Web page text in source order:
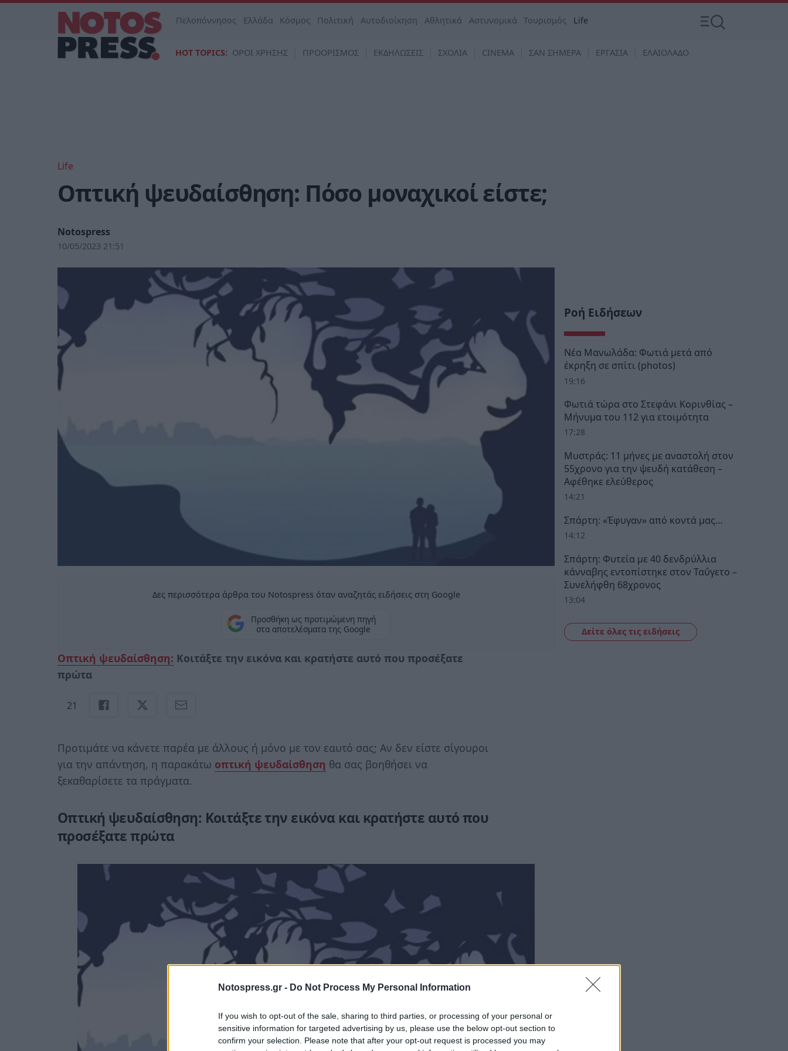
Notospress.gr - Do Not Process My Personal Information
If you wish to opt-out of the sale, sharing to third parties, or processing of your personal or
sensitive information for targeted advertising by us, please use the below opt-out section to
confirm your selection. Please note that after your opt-out request is processed you may
Πελοπόννησος Ελλάδα Κόσμος Πολιτική Αυτοδιοίκηση Αθλητικά Αστυνομικά Τουρισμός Life
HOT TOPICS: ΟΡΟΙ ΧΡΗΣΗΣ ΠΡΟΟΡΙΣΜΟΣ ΕΚΔΗΛΩΣΕΙΣ ΣΧΟΛΙΑ CINEMA ΣΑΝ ΣΗΜΕΡΑ ΕΡΓΑΣΙΑ ΕΛΑΙΟΛΑΔΟ
Life
Οπτική ψευδαίσθηση: Πόσο μοναχικοί είστε;
Notospress
10/05/2023 21:51
Δες περισσότερα άρθρα του Notospress όταν αναζητάς ειδήσεις στη Google
Προσθήκη ως προτιμώμενη πηγή
στα αποτελέσματα της Google
Οπτική ψευδαίσθηση: Κοιτάξτε την εικόνα και κρατήστε αυτό που προσέξατε
πρώτα
21
Προτιμάτε να κάνετε παρέα με άλλους ή μόνο με τον εαυτό σας; Αν δεν είστε σίγουροι
για την απάντηση, η παρακάτω οπτική ψευδαίσθηση θα σας βοηθήσει να
ξεκαθαρίσετε τα πράγματα.
Οπτική ψευδαίσθηση: Κοιτάξτε την εικόνα και κρατήστε αυτό που
προσέξατε πρώτα
Ροή Ειδήσεων
Νέα Μανωλάδα: Φωτιά μετά από
έκρηξη σε σπίτι (photos)
19:16
Φωτιά τώρα στο Στεφάνι Κορινθίας –
Μήνυμα του 112 για ετοιμότητα
17:28
Μυστράς: 11 μήνες με αναστολή στον
55χρονο για την ψευδή κατάθεση –
Αφέθηκε ελεύθερος
14:21
Σπάρτη: «Έφυγαν» από κοντά μας…
14:12
Σπάρτη: Φυτεία με 40 δενδρύλλια
κάνναβης εντοπίστηκε στον Ταΰγετο –
Συνελήφθη 68χρονος
13:04
Δείτε όλες τις ειδήσεις